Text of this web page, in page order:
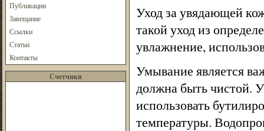
Публикации
Завещание
Ссылки
Статьи
Контакты
Счетчики
Уход за увядающей
такой уход из
увлажнение,
Умывание является
должна быть чистой.
использовать
температуры.